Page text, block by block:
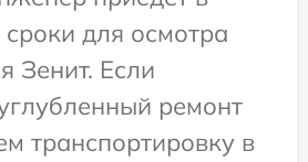
для осмотра
Зенит. Если
ремонт
транспортировку в